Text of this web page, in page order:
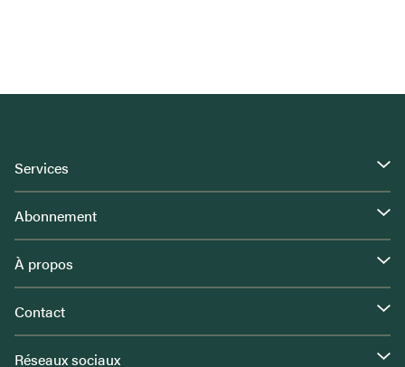
Services
Abonnement
À propos
Contact
Réseaux sociaux